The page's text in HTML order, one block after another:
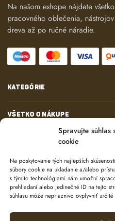
Spravujte súhlas
cookie
Na poskytovanie tých najlepších
súbory cookie na ukladanie a/alebo
s týmito technológiami nám umožní
prehliadaní alebo jedinečné ID na tejto
súhlasu môže nepriaznivo ovplyvniť určité
Na našom eshope nájdete
pracovného oblečenia,
dreva až po ručné náradie.
KATEGÓRIE
VŠETKO O NÁKUPE